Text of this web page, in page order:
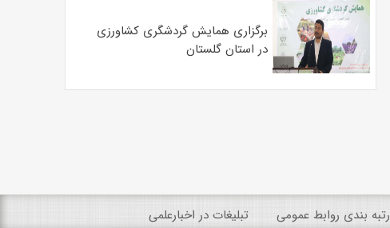
برگزاری همایش گردشگری کشاورزی
در استان گلستان
رتبه بندی روابط عمومی تبلیغات در اخبارعلمی